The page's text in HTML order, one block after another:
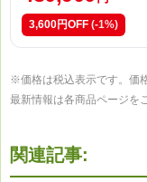
3,600円OFF (-1%)
※価格は税込表示です。価
最新情報は各商品ページを
関連記事: